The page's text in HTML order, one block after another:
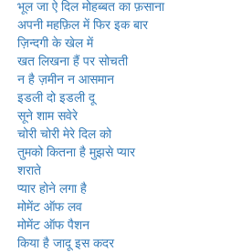
भूल जा ऐ दिल मोहब्बत का फ़साना
अपनी महफ़िल में फिर इक बार
ज़िन्दगी के खेल में
खत लिखना हैं पर सोचती
न है ज़मीन न आसमान
इडली दो इडली दू
सूने शाम सवेरे
चोरी चोरी मेरे दिल को
तुमको कितना है मुझसे प्यार
शराते
प्यार होने लगा है
मोमेंट ऑफ लव
मोमेंट ऑफ पैशन
किया है जादू इस कदर